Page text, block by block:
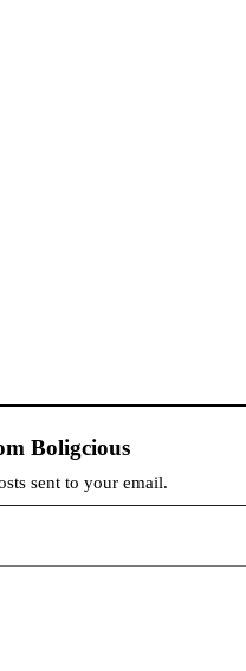
Boligcious
sent to your email.